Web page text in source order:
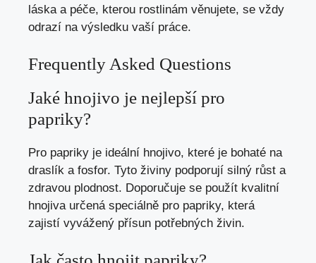
láska a péče, kterou rostlinám věnujete, se vždy
odrazí na výsledku vaší práce.
Frequently Asked Questions
Jaké hnojivo je nejlepší pro
papriky?
Pro papriky je ideální hnojivo, které je bohaté na
draslík a fosfor. Tyto živiny podporují silný růst a
zdravou plodnost. Doporučuje se použít kvalitní
hnojiva určená speciálně pro papriky, která
zajistí vyvážený přísun potřebných živin.